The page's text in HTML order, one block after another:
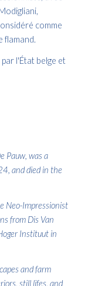
comme
flamand.
l'État belge et
Pauw, was a
and died in the
Neo-Impressionist
from Dis Van
Instituut in
and farm
still lifes, and